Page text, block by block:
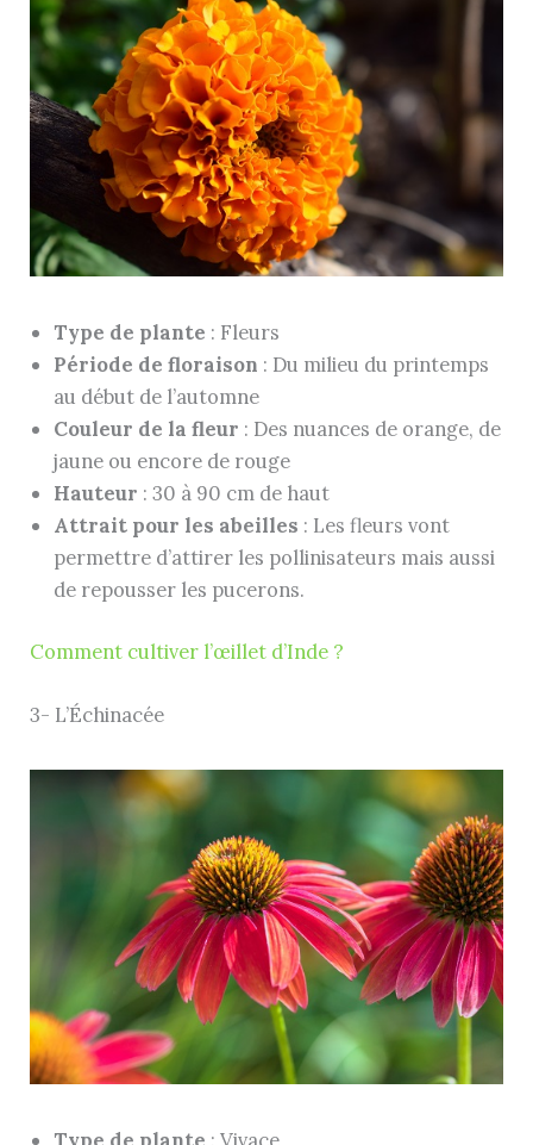
Type de plante : Fleurs
Période de floraison : Du milieu du printemps
au début de l’automne
Couleur de la fleur : Des nuances de orange, de
jaune ou encore de rouge
Hauteur : 30 à 90 cm de haut
Attrait pour les abeilles : Les fleurs vont
permettre d’attirer les pollinisateurs mais aussi
de repousser les pucerons.
Comment cultiver l’œillet d’Inde ?
3- L’Échinacée
Type de plante : Vivace